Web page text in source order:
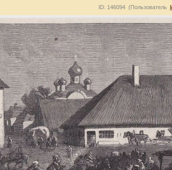
ID: 146094 (Пользователь